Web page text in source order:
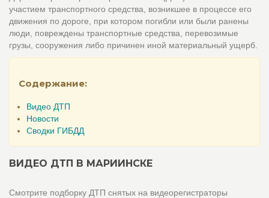
участием транспортного средства, возникшее в процессе его
движения по дороге, при котором погибли или были ранены
люди, повреждены транспортные средства, перевозимые
грузы, сооружения либо причинен иной материальный ущерб.
Содержание:
Видео ДТП
Новости
Сводки ГИБДД
ВИДЕО ДТП В МАРИИНСКЕ
Смотрите подборку ДТП снятых на видеорегистраторы